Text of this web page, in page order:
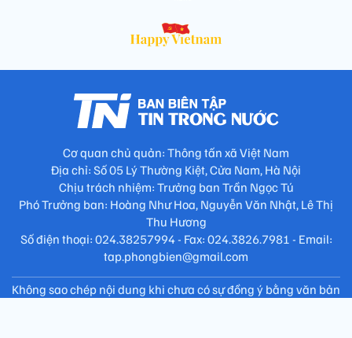
Cơ quan chủ quản: Thông tấn xã Việt Nam
Địa chỉ: Số 05 Lý Thường Kiệt, Cửa Nam, Hà Nội
Chịu trách nhiệm: Trưởng ban Trần Ngọc Tú
Phó Trưởng ban: Hoàng Như Hoa, Nguyễn Văn Nhật, Lê Thị
Thu Hương
Số điện thoại: 024.38257994 - Fax: 024.3826.7981 - Email:
tap.phongbien@gmail.com
Không sao chép nội dung khi chưa có sự đồng ý bằng văn bản